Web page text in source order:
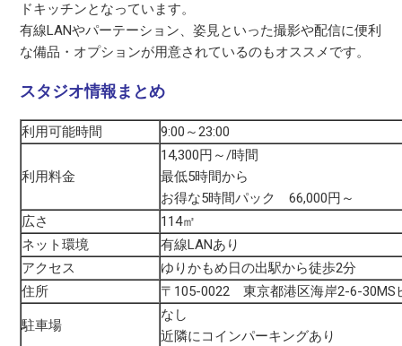
ドキッチンとなっています。
有線LANやパーテーション、姿見といった撮影や配信に便利
な備品・オプションが用意されているのもオススメです。
スタジオ情報まとめ
利用可能時間 9:00～23:00
利用料金
14,300円～/時間
最低5時間から
お得な5時間パック 66,000円～
広さ
114㎡
ネット環境
有線LANあり
アクセス
ゆりかもめ日の出駅から徒歩2分
住所
〒105-0022 東京都港区海岸2-6-30MS
駐車場
なし
近隣にコインパーキングあり